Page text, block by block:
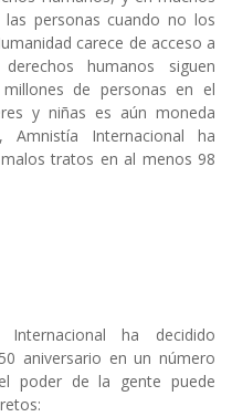
personas cuando no los
carece de acceso a
humanos siguen
de personas en el
y niñas es aún moneda
Internacional ha
tratos en al menos 98
ha decidido
aniversario en un número
poder de la gente puede